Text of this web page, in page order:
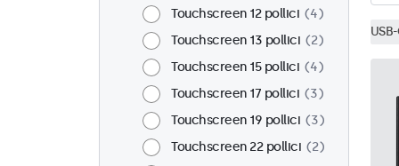
Touchscreen 12 pollici
4
Touchscreen 13 pollici
2
Touchscreen 15 pollici
4
Touchscreen 17 pollici
3
Touchscreen 19 pollici
3
Touchscreen 22 pollici
2